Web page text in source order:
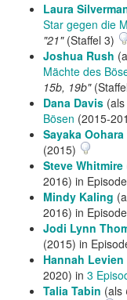
Laura
Star gegen die
"21"(Staffel 3)
Joshua Rush
Mächte des
15b, 19b"
Dana Davis (als
Bösen (2015-
Sayaka Oohara
(2015)
Steve Whitmire
2016) in Episode
Mindy Kaling
2016) in Episode
Jodi Lynn
(2015) in
Hannah Levien
2020) in 3
Talia Tabin (als